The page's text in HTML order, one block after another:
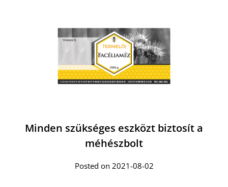
Minden szükséges eszközt biztosít a
méhészbolt
Posted on 2021-08-02